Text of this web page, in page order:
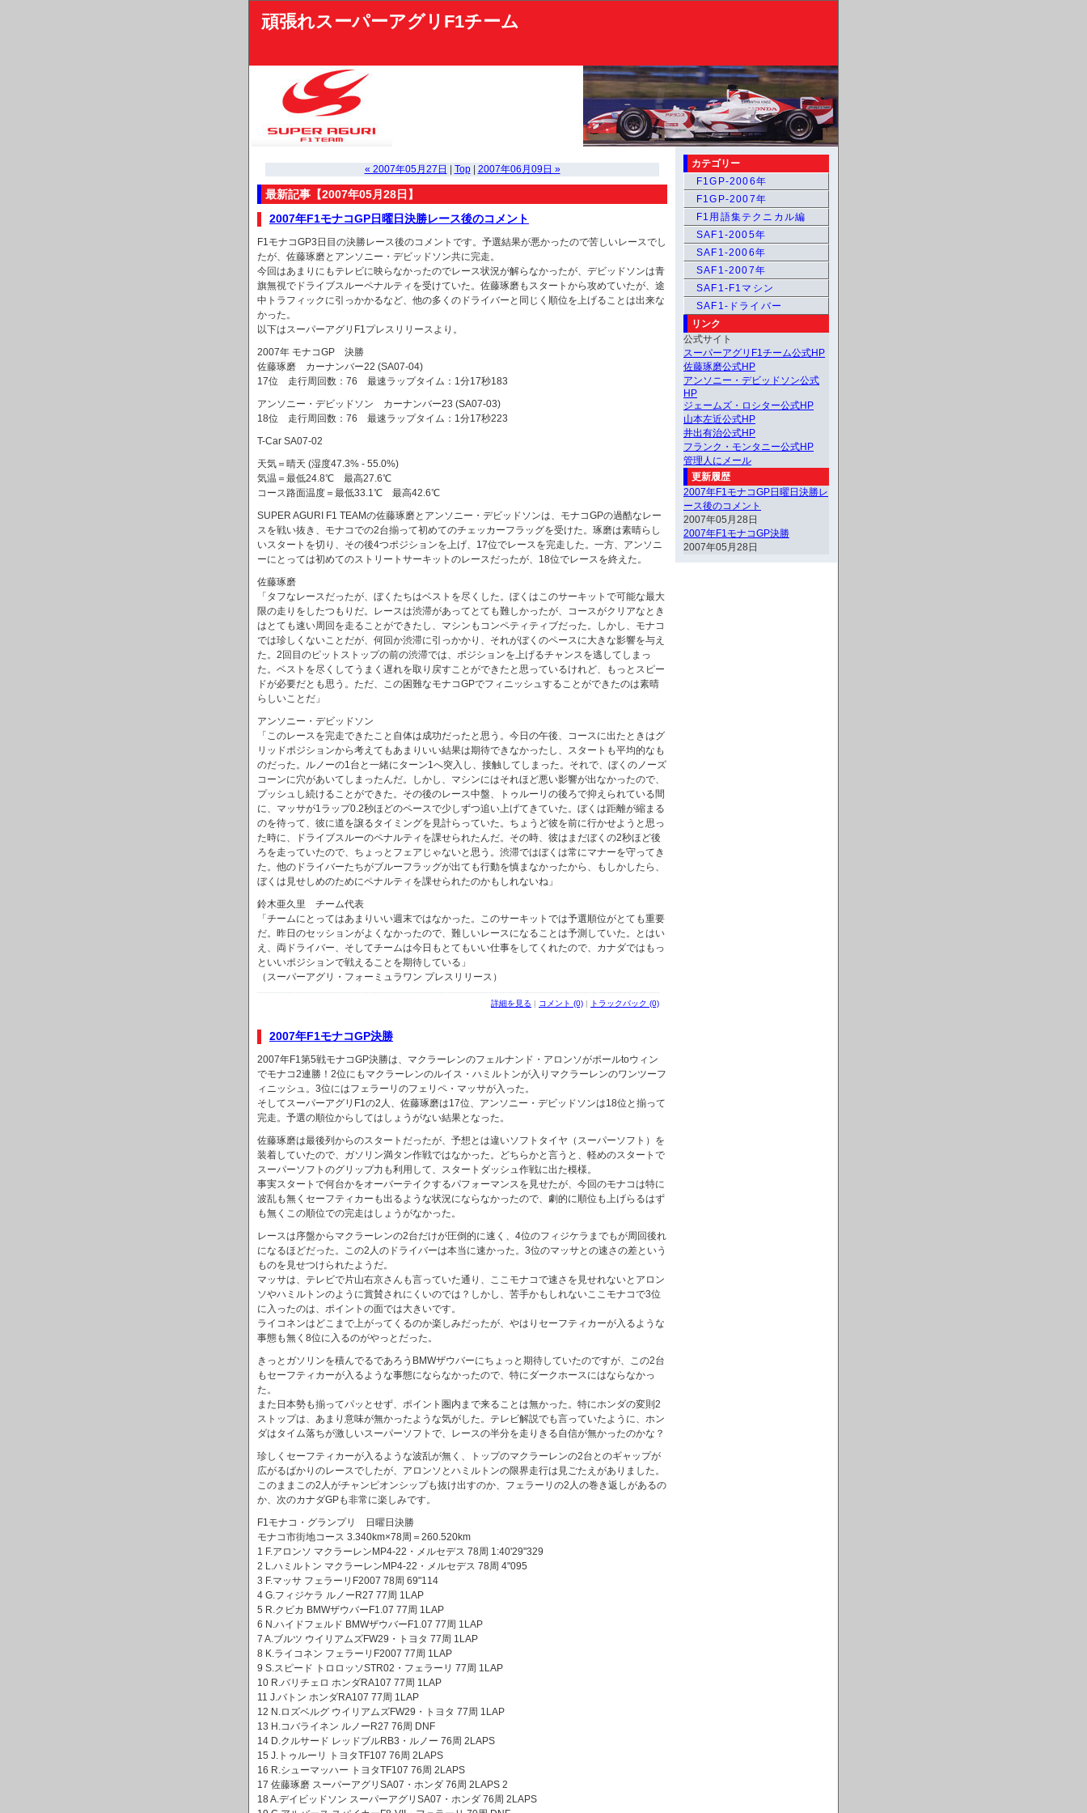
頑張れスーパーアグリF1チーム
« 2007年05月27日 Top| 2007年06月09日 »
最新記事【2007年05月28日】
2007年F1モナコGP日曜日決勝レース後のコメント
F1モナコGP3日目の決勝レース後のコメントです。予選結果が悪かったので苦しいレースでし
たが、佐藤琢磨とアンソニー・デビッドソン共に完走。
今回はあまりにもテレビに映らなかったのでレース状況が解らなかったが、デビッドソンは青
旗無視でドライブスルーペナルティを受けていた。佐藤琢磨もスタートから攻めていたが、途
中トラフィックに引っかかるなど、他の多くのドライバーと同じく順位を上げることは出来な
かった。
以下はスーパーアグリF1プレスリリースより。
2007年 モナコGP 決勝
佐藤琢磨 カーナンバー22 (SA07-04)
17位 走行周回数：76 最速ラップタイム：1分17秒183
アンソニー・デビッドソン カーナンバー23 (SA07-03)
18位 走行周回数：76 最速ラップタイム：1分17秒223
T-Car SA07-02
天気＝晴天 (湿度47.3% - 55.0%)
気温＝最低24.8℃ 最高27.6℃
コース路面温度＝最低33.1℃ 最高42.6℃
SUPER AGURI F1 TEAMの佐藤琢磨とアンソニー・デビッドソンは、モナコGPの過酷なレー
スを戦い抜き、モナコでの2台揃って初めてのチェッカーフラッグを受けた。琢磨は素晴らし
いスタートを切り、その後4つポジションを上げ、17位でレースを完走した。一方、アンソニ
ーにとっては初めてのストリートサーキットのレースだったが、18位でレースを終えた。
佐藤琢磨
「タフなレースだったが、ぼくたちはベストを尽くした。ぼくはこのサーキットで可能な最大
限の走りをしたつもりだ。レースは渋滞があってとても難しかったが、コースがクリアなとき
はとても速い周回を走ることができたし、マシンもコンペティティブだった。しかし、モナコ
では珍しくないことだが、何回か渋滞に引っかかり、それがぼくのペースに大きな影響を与え
た。2回目のピットストップの前の渋滞では、ポジションを上げるチャンスを逃してしまっ
た。ベストを尽くしてうまく遅れを取り戻すことができたと思っているけれど、もっとスピー
ドが必要だとも思う。ただ、この困難なモナコGPでフィニッシュすることができたのは素晴
らしいことだ」
アンソニー・デビッドソン
「このレースを完走できたこと自体は成功だったと思う。今日の午後、コースに出たときはグ
リッドポジションから考えてもあまりいい結果は期待できなかったし、スタートも平均的なも
のだった。ルノーの1台と一緒にターン1へ突入し、接触してしまった。それで、ぼくのノーズ
コーンに穴があいてしまったんだ。しかし、マシンにはそれほど悪い影響が出なかったので、
プッシュし続けることができた。その後のレース中盤、トゥルーリの後ろで抑えられている間
に、マッサが1ラップ0.2秒ほどのペースで少しずつ追い上げてきていた。ぼくは距離が縮まる
のを待って、彼に道を譲るタイミングを見計らっていた。ちょうど彼を前に行かせようと思っ
た時に、ドライブスルーのペナルティを課せられたんだ。その時、彼はまだぼくの2秒ほど後
ろを走っていたので、ちょっとフェアじゃないと思う。渋滞ではぼくは常にマナーを守ってき
た。他のドライバーたちがブルーフラッグが出ても行動を慎まなかったから、もしかしたら、
ぼくは見せしめのためにペナルティを課せられたのかもしれないね」
鈴木亜久里 チーム代表
「チームにとってはあまりいい週末ではなかった。このサーキットでは予選順位がとても重要
だ。昨日のセッションがよくなかったので、難しいレースになることは予測していた。とはい
え、両ドライバー、そしてチームは今日もとてもいい仕事をしてくれたので、カナダではもっ
といいポジションで戦えることを期待している」
（スーパーアグリ・フォーミュラワン プレスリリース）
詳細を見る | コメント (0) | トラックバック (0)
2007年F1モナコGP決勝
2007年F1第5戦モナコGP決勝は、マクラーレンのフェルナンド・アロンソがポールtoウィン
でモナコ2連勝！2位にもマクラーレンのルイス・ハミルトンが入りマクラーレンのワンツーフ
ィニッシュ。3位にはフェラーリのフェリペ・マッサが入った。
そしてスーパーアグリF1の2人、佐藤琢磨は17位、アンソニー・デビッドソンは18位と揃って
完走。予選の順位からしてはしょうがない結果となった。
佐藤琢磨は最後列からのスタートだったが、予想とは違いソフトタイヤ（スーパーソフト）を
装着していたので、ガソリン満タン作戦ではなかった。どちらかと言うと、軽めのスタートで
スーパーソフトのグリップ力も利用して、スタートダッシュ作戦に出た模様。
事実スタートで何台かをオーバーテイクするパフォーマンスを見せたが、今回のモナコは特に
波乱も無くセーフティカーも出るような状況にならなかったので、劇的に順位も上げらるはず
も無くこの順位での完走はしょうがなかった。
レースは序盤からマクラーレンの2台だけが圧倒的に速く、4位のフィジケラまでもが周回後れ
になるほどだった。この2人のドライバーは本当に速かった。3位のマッサとの速さの差という
ものを見せつけられたようだ。
マッサは、テレビで片山右京さんも言っていた通り、ここモナコで速さを見せれないとアロン
ソやハミルトンのように賞賛されにくいのでは？しかし、苦手かもしれないここモナコで3位
に入ったのは、ポイントの面では大きいです。
ライコネンはどこまで上がってくるのか楽しみだったが、やはりセーフティカーが入るような
事態も無く8位に入るのがやっとだった。
きっとガソリンを積んでるであろうBMWザウバーにちょっと期待していたのですが、この2台
もセーフティカーが入るような事態にならなかったので、特にダークホースにはならなかっ
た。
また日本勢も揃ってパッとせず、ポイント圏内まで来ることは無かった。特にホンダの変則2
ストップは、あまり意味が無かったような気がした。テレビ解説でも言っていたように、ホン
ダはタイム落ちが激しいスーパーソフトで、レースの半分を走りきる自信が無かったのかな？
珍しくセーフティカーが入るような波乱が無く、トップのマクラーレンの2台とのギャップが
広がるばかりのレースでしたが、アロンソとハミルトンの限界走行は見ごたえがありました。
このままこの2人がチャンピオンシップも抜け出すのか、フェラーリの2人の巻き返しがあるの
か、次のカナダGPも非常に楽しみです。
F1モナコ・グランプリ 日曜日決勝
モナコ市街地コース 3.340km×78周＝260.520km
1 F.アロンソ マクラーレンMP4-22・メルセデス 78周 1:40'29"329
2 L.ハミルトン マクラーレンMP4-22・メルセデス 78周 4"095
3 F.マッサ フェラーリF2007 78周 69"114
4 G.フィジケラ ルノーR27 77周 1LAP
5 R.クビカ BMWザウバーF1.07 77周 1LAP
6 N.ハイドフェルド BMWザウバーF1.07 77周 1LAP
7 A.ブルツ ウイリアムズFW29・トヨタ 77周 1LAP
8 K.ライコネン フェラーリF2007 77周 1LAP
9 S.スピード トロロッソSTR02・フェラーリ 77周 1LAP
10 R.バリチェロ ホンダRA107 77周 1LAP
11 J.バトン ホンダRA107 77周 1LAP
12 N.ロズベルグ ウイリアムズFW29・トヨタ 77周 1LAP
13 H.コバライネン ルノーR27 76周 DNF
14 D.クルサード レッドブルRB3・ルノー 76周 2LAPS
15 J.トゥルーリ トヨタTF107 76周 2LAPS
16 R.シューマッハー トヨタTF107 76周 2LAPS
17 佐藤琢磨 スーパーアグリSA07・ホンダ 76周 2LAPS 2
18 A.デイビッドソン スーパーアグリSA07・ホンダ 76周 2LAPS
カテゴリー
F1GP-2006年
F1GP-2007年
F1用語集テクニカル編
SAF1-2005年
SAF1-2006年
SAF1-2007年
SAF1-F1マシン
SAF1-ドライバー
リンク
公式サイト
スーパーアグリF1チーム公式HP
佐藤琢磨公式HP
アンソニー・デビッドソン公式
HP
ジェームズ・ロシター公式HP
山本左近公式HP
井出有治公式HP
フランク・モンタニー公式HP
管理人にメール
更新履歴
2007年F1モナコGP日曜日決勝レ
ース後のコメント
2007年05月28日
2007年F1モナコGP決勝
2007年05月28日